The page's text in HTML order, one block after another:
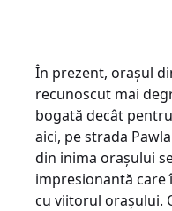
În prezent, orașul
recunoscut mai
bogată decât
aici, pe strada
din inima orașului
impresionantă care
cu viitorul orașului.